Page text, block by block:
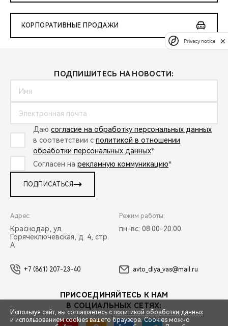
КОРПОРАТИВНЫЕ ПРОДАЖИ
ПОДПИШИТЕСЬ НА НОВОСТИ:
Даю согласие на обработку персональных данных
в соответствии с политикой в отношении
обработки персональных данных*
Согласен на рекламную коммуникацию*
ПОДПИСАТЬСЯ
Адрес:
Краснодар, ул.
Горячеключевская, д. 4, стр.
А
Режим работы:
пн-вс: 08:00-20:00
+7 (861) 207-23-40 avto_dlya_vas@mail.ru
ПРИСОЕДИНЯЙТЕСЬ К НАМ
В СОЦИАЛЬНЫХ СЕТЯХ:
Используя сайт, вы соглашаетесь с политикой обработки данных
и использованием cookies вашего браузера. Cookies можно
Privacy notice